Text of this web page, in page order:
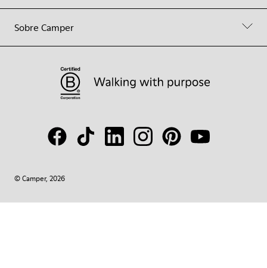
Sobre Camper
© Camper, 2026